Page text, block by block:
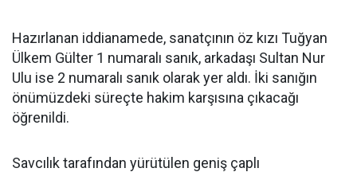
Hazırlanan iddianamede, sanatçının öz kızı Tuğyan
Ülkem Gülter 1 numaralı sanık, arkadaşı Sultan Nur
Ulu ise 2 numaralı sanık olarak yer aldı. İki sanığın
önümüzdeki süreçte hakim karşısına çıkacağı
öğrenildi.
Savcılık tarafından yürütülen geniş çaplı